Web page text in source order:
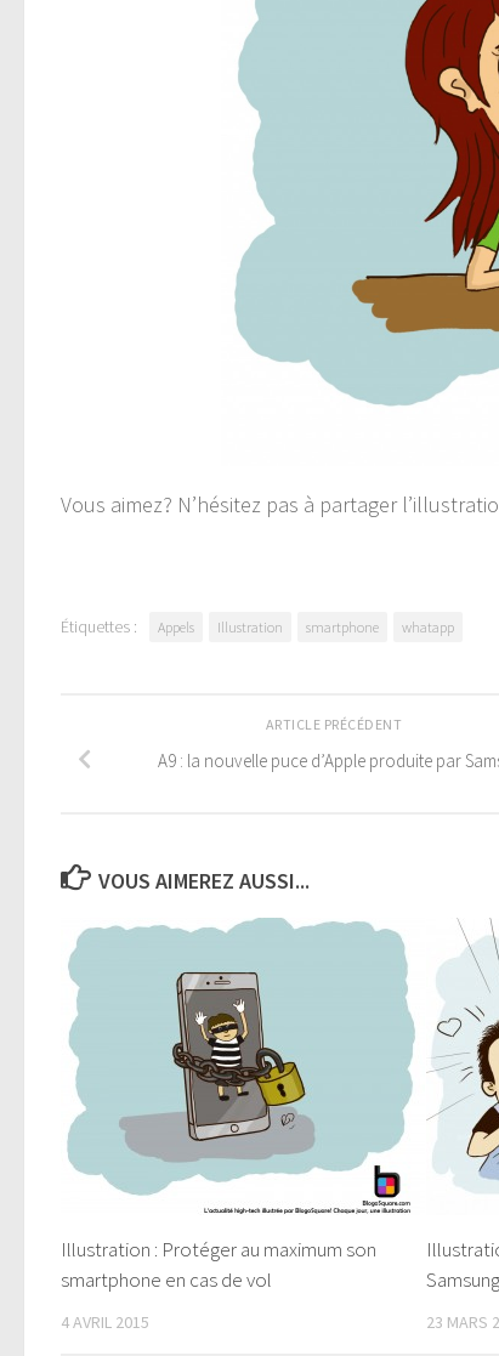
Vous aimez? N’hésitez pas à partager
Étiquettes : Appels Illustration smartphone whatapp
ARTICLE PRÉCÉDENT
A9 : la nouvelle puce d’Apple produite par
VOUS AIMEREZ AUSSI...
Illustration : Protéger au maximum son
smartphone en cas de vol
4 AVRIL 2015 23 MARS